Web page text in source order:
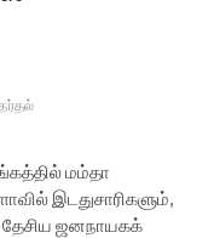
மம்தா
இடதுசாரிகளும்,
தேசிய ஜனநாயகக்